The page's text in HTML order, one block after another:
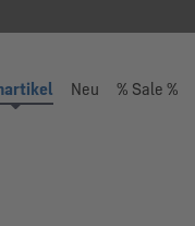
Neu % Sale %